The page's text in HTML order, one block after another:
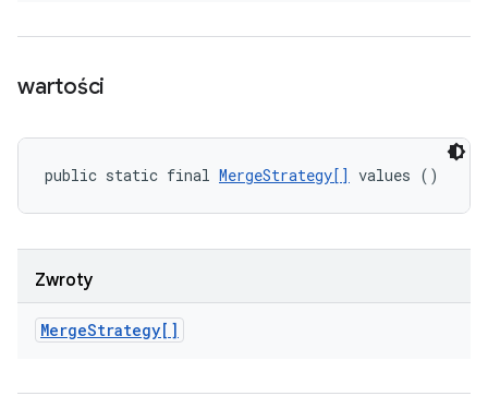
wartości
public static final MergeStrategy[] values ()
Zwroty
MergeStrategy[]